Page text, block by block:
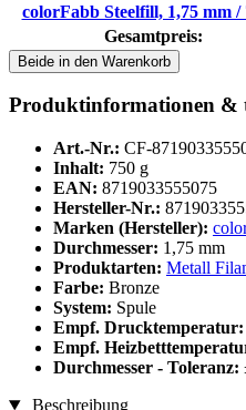
colorFabb Steelfill, 1,75 mm /
Gesamtpreis:
Beide in den Warenkorb
Produktinformationen &
Art.-Nr.: CF-
Inhalt: 750 g
EAN: 8719033555075
Hersteller-Nr.:
Marken (Hersteller):
Durchmesser: 1,75 mm
Produktarten: Metall
Farbe: Bronze
System: Spule
Empf. Drucktemperatur:
Empf.
Durchmesser - Toleranz:
Beschreibung